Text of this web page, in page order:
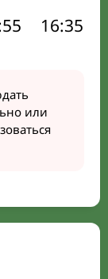
16:35
или